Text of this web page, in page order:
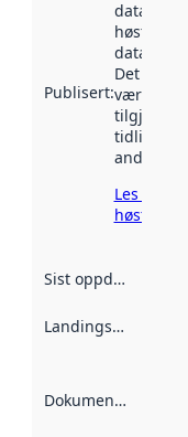
Publisert:
datasettet
høstet av
Det kan ha
vært
tilgjengelig
tidligere
andre
Les mer om
høsting her
Sist oppdatert
Landingsside
Dokumentasjon